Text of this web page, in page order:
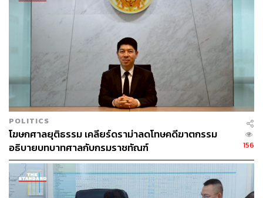
THE STANDARD TEAM
กองบรรณาธิการ THE STANDARD
POLITICS
โฆษกศาลยุติธรรม เคลียร์ดราม่าลดโทษคดีฆาตกรรม
อธิบายบทบาทศาลกับกรมราชทัณฑ์
156